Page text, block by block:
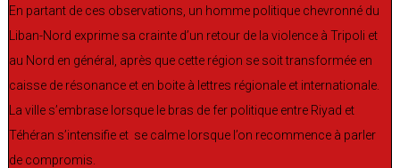
En partant de ces observations, un homme politique chevronné du
Liban-Nord exprime sa crainte d’un retour de la violence à Tripoli et
au Nord en général, après que cette région se soit transformée en
caisse de résonance et en boite à lettres régionale et internationale.
La ville s’embrase lorsque le bras de fer politique entre Riyad et
Téhéran s’intensifie et se calme lorsque l’on recommence à parler
de compromis.